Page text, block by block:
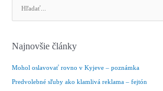
aNajnovšie články
Mohol oslavovať rovno v Kyjeve – poznámka
Predvolebné sľuby ako klamlivá reklama – fejtón